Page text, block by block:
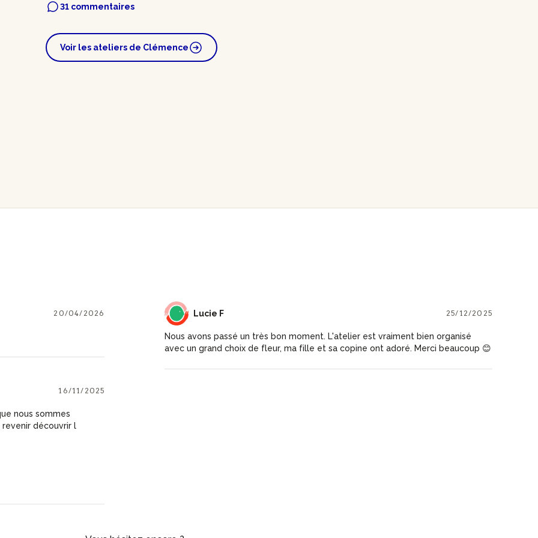
31 commentaires
Voir les ateliers de Clémence
20/04/2026 LF Lucie F 25/12/2025
Nous avons passé un très bon moment. L'atelier est vraiment bien organisé
avec un grand choix de fleur, ma fille et sa copine ont adoré. Merci beaucoup 😊
16/11/2025
nous sommes
découvrir l